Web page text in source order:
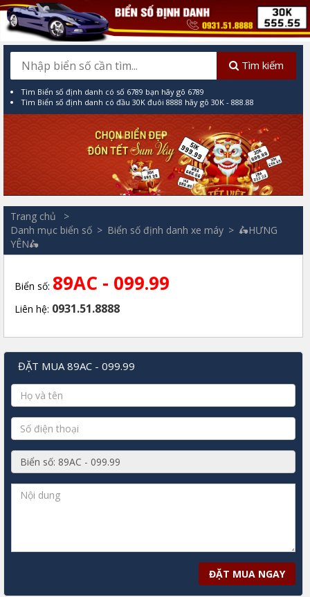
Tìm kiếm
Tìm Biển số định danh có số 6789 bạn hãy gõ 6789
Tìm Biển số định danh có đầu 30K đuôi 8888 hãy gõ 30K - 888.88
Trang chủ
Danh mục biển số
Biển số định danh xe máy
🛵HƯNG
YÊN🛵
Biển số: 89AC - 099.99
Liên hệ: 0931.51.8888
ĐẶT MUA 89AC - 099.99
ĐẶT MUA NGAY